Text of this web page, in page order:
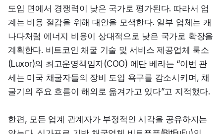
도입 면에서 경쟁력이 낮은 국가로 평가된다. 따라서 업
계는 비용 절감을 위해 대안을 모색한다. 일부 업체는 캐
나다처럼 에너지 비용이 상대적으로 낮은 국가로 확장을
계획한다. 비트코인 채굴 기술 및 서비스 제공업체 룩소
(Luxor)의 최고운영책임자(COO) 에단 베라는 “이번 관
세는 미국 채굴자들의 장비 도입 욕구를 감소시키며, 채
굴기의 주요 흐름이 해외로 옮겨가고 있다”고 지적했다.
한편, 모든 업계 관계자가 부정적인 시각을 공유하지는